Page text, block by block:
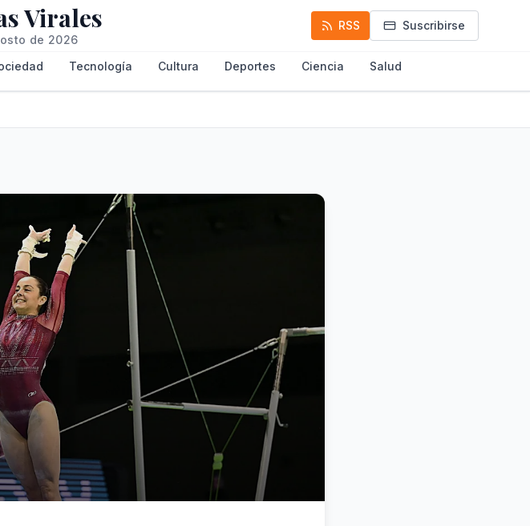
Virales
de 2026
RSS Suscribirse
Tecnología Cultura Deportes Ciencia Salud